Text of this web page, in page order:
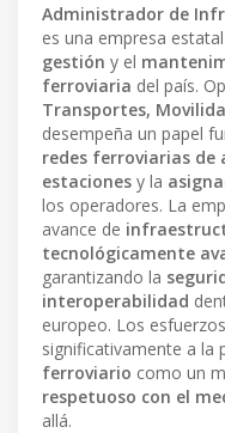
Administrador de
es una empresa
gestión y el
ferroviaria del país.
Transportes,
desempeña un papel
redes ferroviarias de
estaciones y la
los operadores. La
avance de
tecnológicamente
garantizando la
interoperabilidad
europeo. Los
significativamente a la
ferroviario como un
respetuoso con el
allá.